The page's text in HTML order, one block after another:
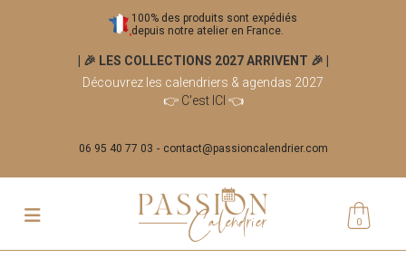
100% des produits sont expédiés
depuis notre atelier en France.
| 🎉 LES COLLECTIONS 2027 ARRIVENT 🎉
Découvrez les calendriers & agendas 2027
👉 C'est ICI 👈
06 95 40 77 03 contact@passioncalendrier.com
0